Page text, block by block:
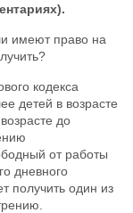
имеют право на
кодекса
детей в возрасте
до
от работы
дневного
получить один из